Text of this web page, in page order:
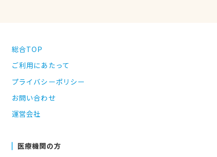
総合TOP
ご利用にあたって
プライバシーポリシー
お問い合わせ
運営会社
医療機関の方